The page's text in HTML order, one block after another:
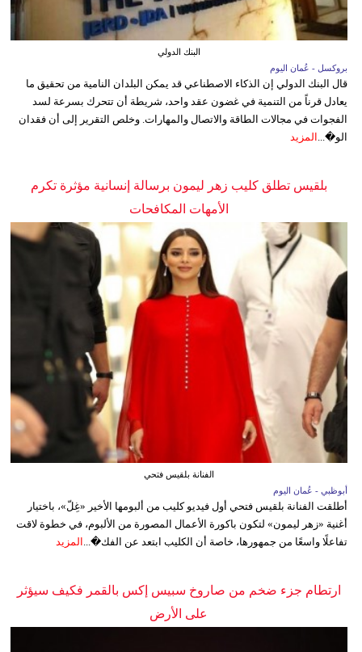
البنك الدولي
بروكسل - عُمان اليوم
قال البنك الدولي إن الذكاء الاصطناعي قد يمكن البلدان النامية من تحقيق ما
يعادل قرناً من التنمية في غضون عقد واحد، شريطة أن تتحرك بسرعة لسد
الفجوات في مجالات الطاقة والاتصال والمهارات. وخلص التقرير إلى أن فقدان
الو�... المزيد
بلقيس تطلق كليب زهر ليمون برسالة إنسانية مؤثرة تكرم
الأمهات المكافحات
الفنانة بلقيس فتحي
أبوظبي - عُمان اليوم
أطلقت الفنانة بلقيس فتحي أول فيديو كليب من ألبومها الأخير «غِلّ»، باختيار
أغنية «زهر ليمون» لتكون باكورة الأعمال المصورة من الألبوم، في خطوة لاقت
تفاعلًا واسعًا من جمهورها، خاصة أن الكليب ابتعد عن الفك�... المزيد
ارتطام جزء ضخم من صاروخ سبيس إكس بالقمر فكيف سيؤثر
على الأرض